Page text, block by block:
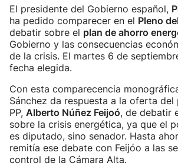
El presidente del Gobierno español,
ha pedido comparecer en el Pleno
debatir sobre el plan de ahorro
Gobierno y las consecuencias
de la crisis. El martes 6 de
fecha elegida.
Con esta comparecencia
Sánchez da respuesta a la oferta del
PP, Alberto Núñez Feijoó, de debatir
sobre la crisis energética, ya que el
es diputado, sino senador. Hasta
remitía ese debate con Feijóo a las
control de la Cámara Alta.